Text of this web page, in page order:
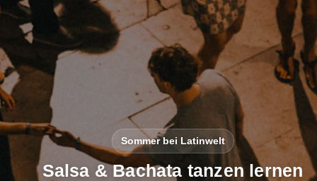
Sommer bei Latinwelt
Salsa & Bachata tanzen lernen